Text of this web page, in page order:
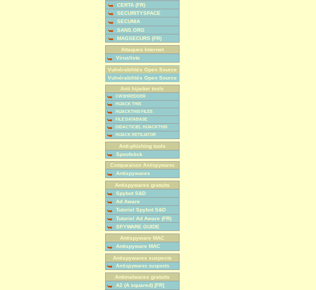
CERTA (FR)
SECURITYSPACE
SECUNIA
SANS.ORG
MAGSECURS (FR)
Attaques Internet
Virusliste
Vulnérabilités Open Source
Vulnérabilités Open Source
Anti hijacker tools
CWSHREDDER
HIJACK THIS
HIJACKTHIS FILES
FILE DATABASE
DIDACTICIEL HIJACKTHIS
HIJACK RETILIATOR
Anti-phishing tools
Spoofstick
Comparaison Antispywares
Antispywares
Antispywares gratuits
Spybot S&D
Ad Aware
Tutoriel Spybot S&D
Tutoriel Ad Aware (FR)
SPYWARE GUIDE
Antispyware MAC
Antispyware MAC
Antispywares suspects
Antispywares suspects
Antimalwares gratuits
A2 (A squared) [FR]